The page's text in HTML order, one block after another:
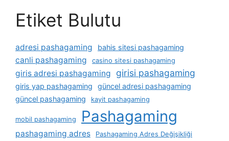
Etiket Bulutu
adresi pashagaming bahis sitesi pashagaming
canli pashagaming casino sitesi pashagaming
giris adresi pashagaming girisi pashagaming
giris yap pashagaming
güncel adresi pashagaming
güncel pashagaming
kayit pashagaming
mobil pashagaming Pashagaming
pashagaming adres Pashagaming Adres Değişikliği